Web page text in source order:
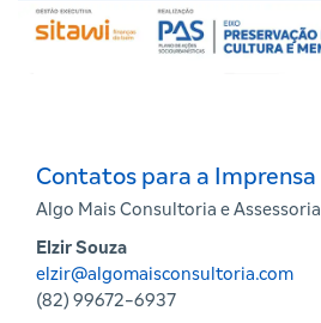
Contatos para a Imprensa
Algo Mais Consultoria e Assessoria
Elzir Souza
elzir@algomaisconsultoria.com
(82) 99672-6937